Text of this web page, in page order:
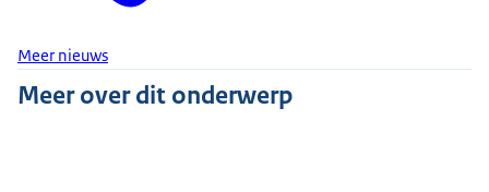
Meer nieuws
Meer over dit onderwerp